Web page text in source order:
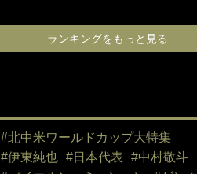
ランキングをもっと見る
#北中米ワールドカップ大特集
#伊東純也 #日本代表
#中村敬斗